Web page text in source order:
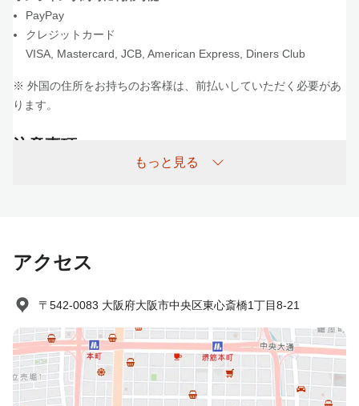
PayPay
クレジットカード
VISA Mastercard JCB American Express Diners Club
※ 外国の住所をお持ちのお客様は、前払いしていただく必要があ
ります。
注意事項
もっと見る
アクセス
〒542-0083 大阪府大阪市中央区東心斎橋1丁目8-21